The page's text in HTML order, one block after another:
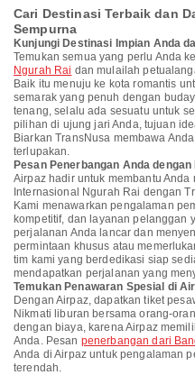
Cari Destinasi Terbaik dan
Sempurna
Kunjungi Destinasi Impian Anda
Temukan semua yang perlu Anda
Ngurah Rai dan mulailah
Baik itu menuju ke kota romantis
semarak yang penuh dengan
tenang, selalu ada sesuatu untuk
pilihan di ujung jari Anda, tujuan
Biarkan TransNusa membawa
terlupakan.
Pesan Penerbangan Anda
Airpaz hadir untuk membantu
Internasional Ngurah Rai dengan
Kami menawarkan pengalaman
kompetitif, dan layanan pelanggan
perjalanan Anda lancar dan
permintaan khusus atau
tim kami yang berdedikasi siap
mendapatkan perjalanan yang
Temukan Penawaran Spesial di
Dengan Airpaz, dapatkan tiket
Nikmati liburan bersama orang-
dengan biaya, karena Airpaz
Anda. Pesan penerbangan dari
Anda di Airpaz untuk pengalaman
terendah.